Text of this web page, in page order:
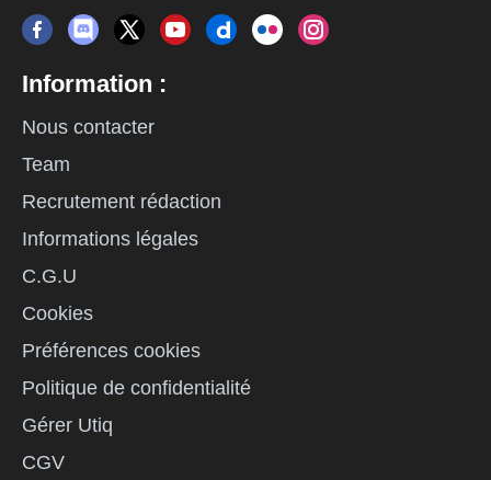
Information :
Nous contacter
Team
Recrutement rédaction
Informations légales
C.G.U
Cookies
Préférences cookies
Politique de confidentialité
Gérer Utiq
CGV